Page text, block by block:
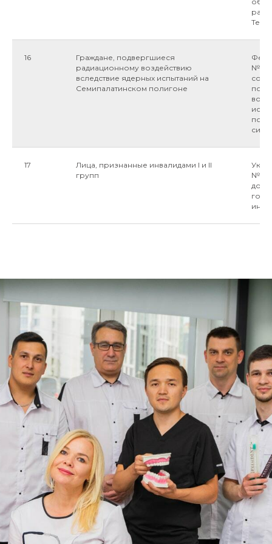
Теча"
16
Граждане, подвергшиеся
радиационному воздействию
вследствие ядерных испытаний на
Семипалатинском полигоне
№2-
силу
17
Лица, признанные инвалидами I и II
групп
Указ
УСЛУГИ СТОМАТОЛОГИИ
КЛИНИКА
Вылечить зуб
Консультация
стоматолога
Отбелить зуб
О нас
Услуги стоматологии
Врачи-стоматологи
Цены
Акции
Контакты
Протезирование зубов
Поставить коронку
Реставрировать зуб
Вопрос-ответ
Терапия
Ортопедия
Ортодонтия
Эстетическая
стоматология
Детская стоматология
ИНФОРМАЦИЯ